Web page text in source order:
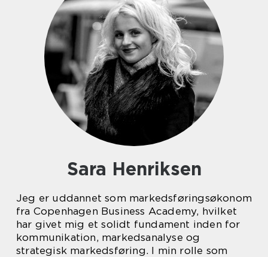
Sara Henriksen
Jeg er uddannet som markedsføringsøkonom
fra Copenhagen Business Academy, hvilket
har givet mig et solidt fundament inden for
kommunikation, markedsanalyse og
strategisk markedsføring. I min rolle som